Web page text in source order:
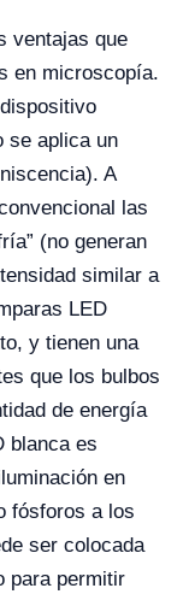
ventajas que
en microscopía.
se aplica un
A
las
(no generan
similar a
LED
y tienen una
que los bulbos
de energía
blanca es
en
fósforos a los
ser colocada
para permitir